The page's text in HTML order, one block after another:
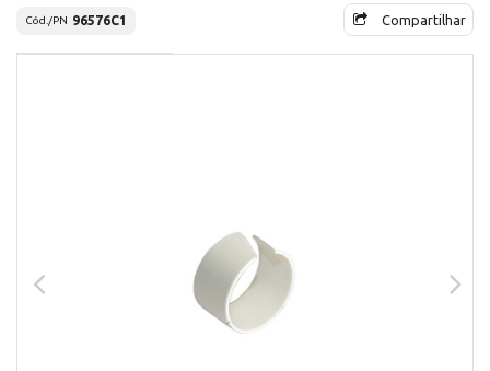
Cód./PN 96576C1 Compartilhar